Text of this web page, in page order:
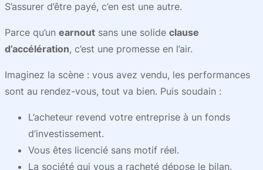
S’assurer d’être payé, c’en est une autre.
Parce qu’un earnout sans une solide clause
d’accélération, c’est une promesse en l’air.
Imaginez la scène : vous avez vendu, les performances
sont au rendez-vous, tout va bien. Puis soudain :
L’acheteur revend votre entreprise à un fonds
d’investissement.
Vous êtes licencié sans motif réel.
La société qui vous a racheté dépose le bilan.